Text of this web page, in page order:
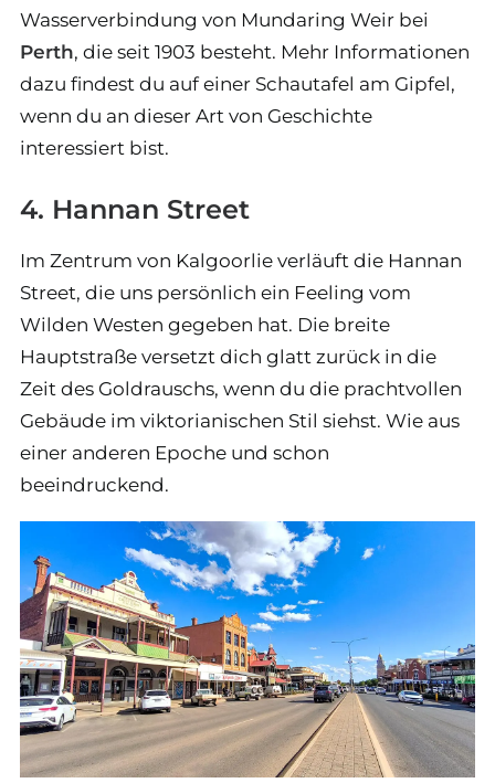
Wasserverbindung von Mundaring Weir bei
Perth, die seit 1903 besteht. Mehr Informationen
dazu findest du auf einer Schautafel am Gipfel,
wenn du an dieser Art von Geschichte
interessiert bist.
4. Hannan Street
Im Zentrum von Kalgoorlie verläuft die Hannan
Street, die uns persönlich ein Feeling vom
Wilden Westen gegeben hat. Die breite
Hauptstraße versetzt dich glatt zurück in die
Zeit des Goldrauschs, wenn du die prachtvollen
Gebäude im viktorianischen Stil siehst. Wie aus
einer anderen Epoche und schon
beeindruckend.